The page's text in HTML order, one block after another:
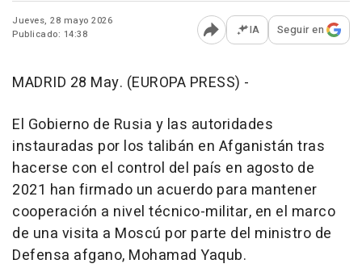
Jueves, 28 mayo 2026
Publicado: 14:38
Abrir opciones para
IA Seguir en
MADRID 28 May. (EUROPA PRESS) -
El Gobierno de Rusia y las autoridades
instauradas por los talibán en Afganistán tras
hacerse con el control del país en agosto de
2021 han firmado un acuerdo para mantener
cooperación a nivel técnico-militar, en el marco
de una visita a Moscú por parte del ministro de
Defensa afgano, Mohamad Yaqub.